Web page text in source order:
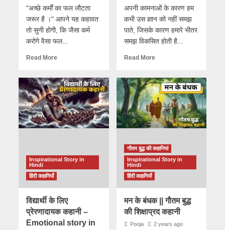
"अच्छे कर्मों का फल लौटता
जरूर है ।" आपने यह कहावत
तो सुनी होगी, कि जैसा कर्म
करोगे वैसा फल...
Read More
अपनी कामनाओं के कारण हम
कभी उस ज्ञान को नहीं समझ
पाते, जिसके कारण हमारे भीतर
समझ विकसित होती है...
Read More
Inspirational Story in
Hindi
हिंदी कहानियाँ
विद्यार्थी के लिए
प्रेरणादायक कहानी –
Emotional story in
गौतम बुद्ध की कहानियां
Inspirational Story in
Hindi
हिंदी कहानियाँ
मन के बंधक || गौतम बुद्ध
की शिक्षाप्रद कहानी
Pooja 2 years ago